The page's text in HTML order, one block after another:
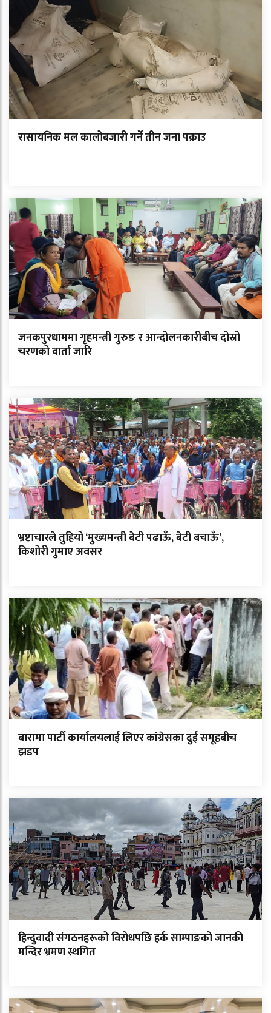
रासायनिक मल कालोबजारी गर्ने तीन जना पक्राउ
जनकपुरधाममा गृहमन्त्री गुरुङ र आन्दोलनकारीबीच दोस्रो
चरणको वार्ता जारि
भ्रष्टाचारले तुहियो ‘मुख्यमन्त्री बेटी पढाऊँ, बेटी बचाऊँ’,
किशोरी गुमाए अवसर
बारामा पार्टी कार्यालयलाई लिएर कांग्रेसका दुई समूहबीच
झडप
हिन्दुवादी संगठनहरूको विरोधपछि हर्क साम्पाङको जानकी
मन्दिर भ्रमण स्थगित